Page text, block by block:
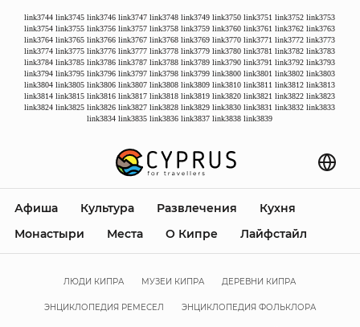
link3744 link3745 link3746 link3747 link3748 link3749 link3750 link3751 link3752 link3753
link3754 link3755 link3756 link3757 link3758 link3759 link3760 link3761 link3762 link3763
link3764 link3765 link3766 link3767 link3768 link3769 link3770 link3771 link3772 link3773
link3774 link3775 link3776 link3777 link3778 link3779 link3780 link3781 link3782 link3783
link3784 link3785 link3786 link3787 link3788 link3789 link3790 link3791 link3792 link3793
link3794 link3795 link3796 link3797 link3798 link3799 link3800 link3801 link3802 link3803
link3804 link3805 link3806 link3807 link3808 link3809 link3810 link3811 link3812 link3813
link3814 link3815 link3816 link3817 link3818 link3819 link3820 link3821 link3822 link3823
link3824 link3825 link3826 link3827 link3828 link3829 link3830 link3831 link3832 link3833
link3834 link3835 link3836 link3837 link3838 link3839
Афиша Культура Развлечения
Кухня
Монастыри
Места О Кипре Лайфстайл
ЛЮДИ КИПРА МУЗЕИ КИПРА ДЕРЕВНИ КИПРА
ЭНЦИКЛОПЕДИЯ РЕМЕСЕЛ ЭНЦИКЛОПЕДИЯ ФОЛЬКЛОРА